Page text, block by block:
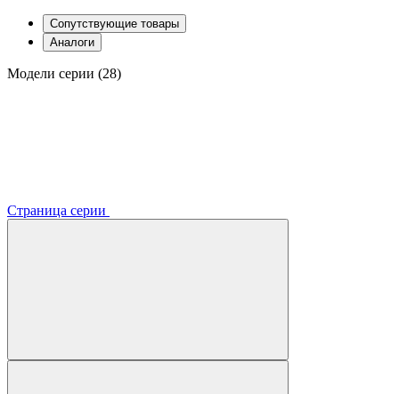
Сопутствующие товары
Аналоги
Модели серии (28)
Страница серии